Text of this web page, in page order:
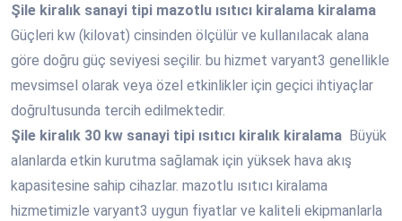
Şile kiralık sanayi tipi mazotlu ısıtıcı kiralama kiralama
Güçleri kw (kilovat) cinsinden ölçülür ve kullanılacak alana
göre doğru güç seviyesi seçilir. bu hizmet varyant3 genellikle
mevsimsel olarak veya özel etkinlikler için geçici ihtiyaçlar
doğrultusunda tercih edilmektedir.
Şile kiralık 30 kw sanayi tipi ısıtıcı kiralık kiralama Büyük
alanlarda etkin kurutma sağlamak için yüksek hava akış
kapasitesine sahip cihazlar. mazotlu ısıtıcı kiralama
hizmetimizle varyant3 uygun fiyatlar ve kaliteli ekipmanlarla